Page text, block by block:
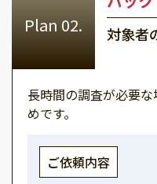
対象者
長時間の調査が必要
めです。
ご依頼内容